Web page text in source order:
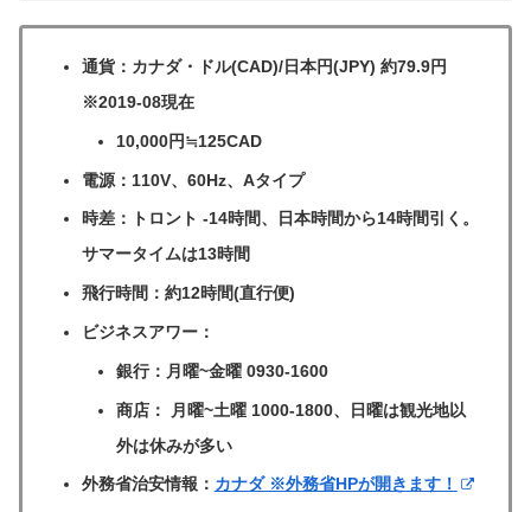
通貨： カナダ・ドル(CAD)/日本円(JPY) 約79.9円
※2019-08現在
10,000円≒125CAD
電源： 110V、60Hz、Aタイプ
時差：トロント -14時間、日本時間から14時間引く。
サマータイムは13時間
飛行時間： 約12時間(直行便)
ビジネスアワー：
銀行：月曜~金曜 0930-1600
商店： 月曜~土曜 1000-1800、日曜は観光地以
外は休みが多い
外務省治安情報： カナダ ※外務省HPが開きます！